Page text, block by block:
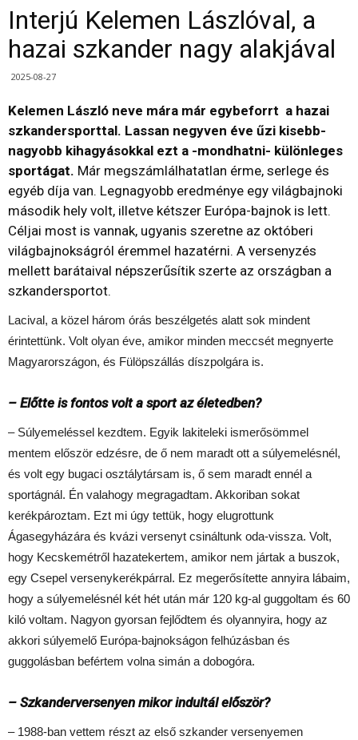
Interjú Kelemen Lászlóval, a
hazai szkander nagy alakjával
2025-08-27
Kelemen László neve mára már egybeforrt a hazai
szkandersporttal. Lassan negyven éve űzi kisebb-
nagyobb kihagyásokkal ezt a -mondhatni- különleges
sportágat. Már megszámlálhatatlan érme, serlege és
egyéb díja van. Legnagyobb eredménye egy világbajnoki
második hely volt, illetve kétszer Európa-bajnok is lett.
Céljai most is vannak, ugyanis szeretne az októberi
világbajnokságról éremmel hazatérni. A versenyzés
mellett barátaival népszerűsítik szerte az országban a
szkandersportot.
Lacival, a közel három órás beszélgetés alatt sok mindent
érintettünk. Volt olyan éve, amikor minden meccsét megnyerte
Magyarországon, és Fülöpszállás díszpolgára is.
– Előtte is fontos volt a sport az életedben?
– Súlyemeléssel kezdtem. Egyik lakiteleki ismerősömmel
mentem először edzésre, de ő nem maradt ott a súlyemelésnél,
és volt egy bugaci osztálytársam is, ő sem maradt ennél a
sportágnál. Én valahogy megragadtam. Akkoriban sokat
kerékpároztam. Ezt mi úgy tettük, hogy elugrottunk
Ágasegyházára és kvázi versenyt csináltunk oda-vissza. Volt,
hogy Kecskemétről hazatekertem, amikor nem jártak a buszok,
egy Csepel versenykerékpárral. Ez megerősítette annyira lábaim,
hogy a súlyemelésnél két hét után már 120 kg-al guggoltam és 60
kiló voltam. Nagyon gyorsan fejlődtem és olyannyira, hogy az
akkori súlyemelő Európa-bajnokságon felhúzásban és
guggolásban befértem volna simán a dobogóra.
– Szkanderversenyen mikor indultál először?
– 1988-ban vettem részt az első szkander versenyemen